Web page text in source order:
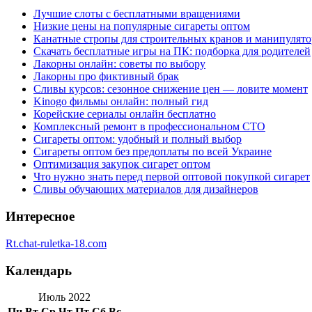
Лучшие слоты с бесплатными вращениями
Низкие цены на популярные сигареты оптом
Канатные стропы для строительных кранов и
Скачать бесплатные игры на ПК: подборка для родителей
Лакорны онлайн: советы по выбору
Лакорны про фиктивный брак
Сливы курсов: сезонное снижение цен — ловите момент
Kinogo фильмы онлайн: полный гид
Корейские сериалы онлайн бесплатно
Комплексный ремонт в профессиональном СТО
Сигареты оптом: удобный и полный выбор
Сигареты оптом без предоплаты по всей Украине
Оптимизация закупок сигарет оптом
Что нужно знать перед первой оптовой покупкой сигарет
Сливы обучающих материалов для дизайнеров
Интересное
Rt.chat-ruletka-18.com
Календарь
Июль 2022